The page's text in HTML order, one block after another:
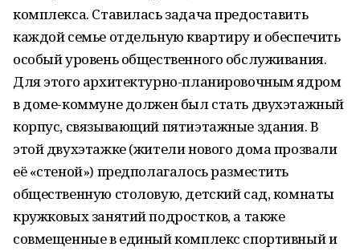
комплекса. Ставилась задача предоставить
каждой семье отдельную квартиру и обеспечить
особый уровень общественного обслуживания.
Для этого архитектурно-планировочным ядром
в доме-коммуне должен был стать двухэтажный
корпус, связывающий пятиэтажные здания. В
этой двухэтажке (жители нового дома прозвали
её «стеной») предполагалось разместить
общественную столовую, детский сад, комнаты
кружковых занятий подростков, а также
совмещенные в единый комплекс спортивный и